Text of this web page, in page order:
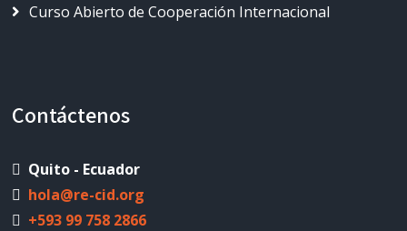
Curso Abierto de Cooperación Internacional
Contáctenos
Quito - Ecuador
hola@re-cid.org
+593 99 758 2866